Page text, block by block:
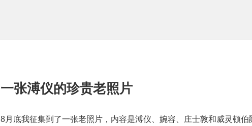
一张溥仪的珍贵老照片
8月底我征集到了一张老照片，内容是溥仪、婉容、庄士敦和威灵顿伯